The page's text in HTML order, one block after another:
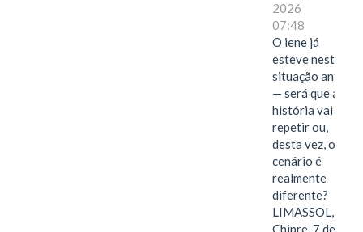
2026
07:48
O iene já
esteve nesta
situação antes
— será que a
história vai se
repetir ou,
desta vez, o
cenário é
realmente
diferente?
LIMASSOL,
Chipre, 7 de